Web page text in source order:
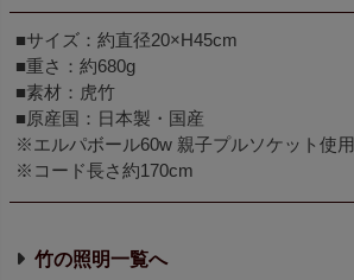
■サイズ：約直径20×H45cm
■重さ：約680g
■素材：虎竹
■原産国：日本製・国産
※エルパボール60w 親子プルソケット使用
※コード長さ約170cm
竹の照明